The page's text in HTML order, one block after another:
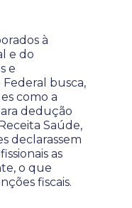
à
e do
e
Federal busca,
como a
dedução
Saúde,
declarassem
as
o que
fiscais.